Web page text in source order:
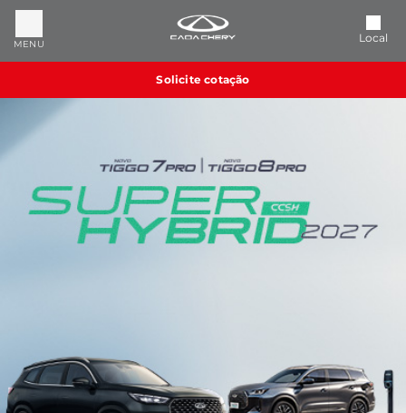
MENU Local
Solicite cotação